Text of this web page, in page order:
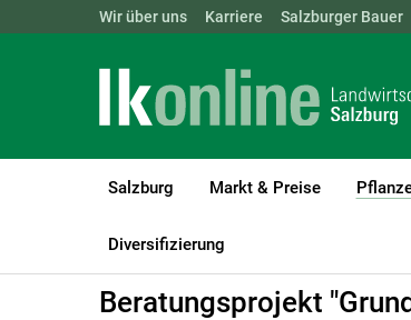
Landwirtschaftskammern: ÖSTERREICH
Wir über uns Karriere Salzburger Bauer
Salzburg Markt & Preise
Diversifizierung
LK Salzburg Pflanzen
Beratungsprojekt